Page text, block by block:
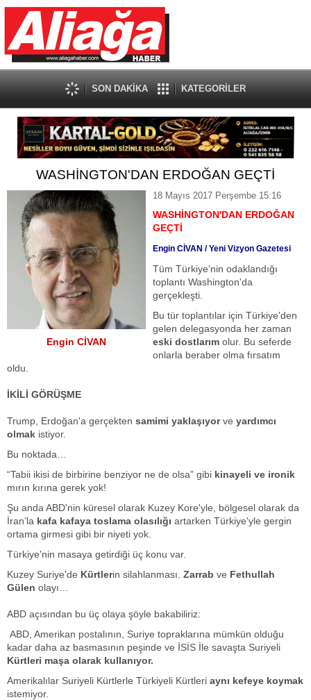
SON DAKİKA KATEGORİLER
WASHİNGTON'DAN ERDOĞAN GEÇTİ
Engin CİVAN
18 Mayıs 2017 Perşembe 15:16
WASHİNGTON'DAN ERDOĞAN
GEÇTİ
Engin CİVAN / Yeni Vizyon Gazetesi
Tüm Türkiye'nin odaklandığı
toplantı Washington'da
gerçekleşti.
Bu tür toplantılar için Türkiye'den
gelen delegasyonda her zaman
eski dostlarım olur. Bu seferde
onlarla beraber olma fırsatım
oldu.
İKİLİ GÖRÜŞME
Trump, Erdoğan'a gerçekten samimi yaklaşıyorve yardımcı
olmak istiyor.
Bu noktada…
“Tabii ikisi de birbirine benziyor ne de olsa” gibi kinayeli ve ironik
mırın kırına gerek yok!
Şu anda ABD'nin küresel olarak Kuzey Kore'yle, bölgesel olarak da
İran’la kafa kafaya toslama olasılığı artarken Türkiye'yle gergin
ortama girmesi gibi bir niyeti yok.
Türkiye'nin masaya getirdiği üç konu var.
Kuzey Suriye'de Kürtlerin silahlanması. Zarrab ve Fethullah
Gülen olayı…
ABD açısından bu üç olaya şöyle bakabiliriz:
ABD, Amerikan postalının, Suriye topraklarına mümkün olduğu
kadar daha az basmasının peşinde ve İSİS İle savaşta Suriyeli
Kürtleri maşa olarak kullanıyor.
Amerikalılar Suriyeli Kürtlerle Türkiyeli Kürtleri aynı kefeye koymak
istemiyor.